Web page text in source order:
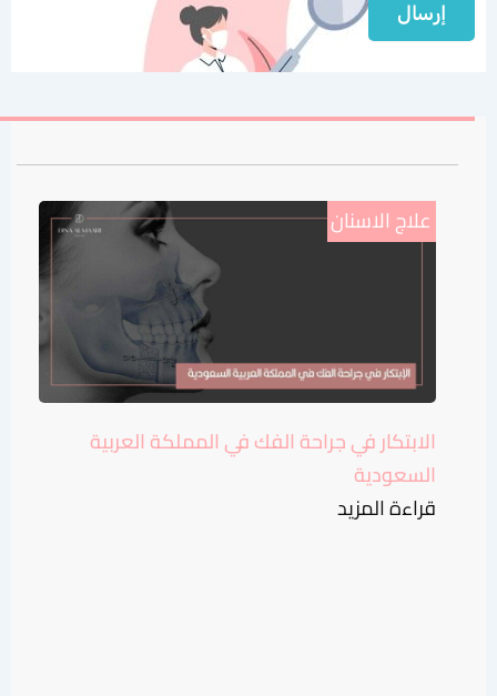
علاج الاسنان
الابتكار في جراحة الفك في المملكة العربية
السعودية
قراءة المزيد